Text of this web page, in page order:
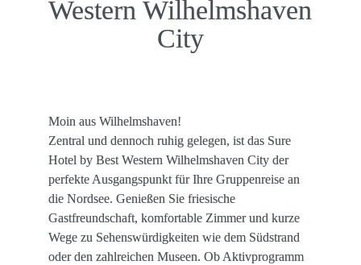
Western Wilhelmshaven
City
Moin aus Wilhelmshaven!
Zentral und dennoch ruhig gelegen, ist das Sure
Hotel by Best Western Wilhelmshaven City der
perfekte Ausgangspunkt für Ihre Gruppenreise an
die Nordsee. Genießen Sie friesische
Gastfreundschaft, komfortable Zimmer und kurze
Wege zu Sehenswürdigkeiten wie dem Südstrand
oder den zahlreichen Museen. Ob Aktivprogramm